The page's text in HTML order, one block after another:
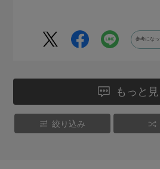
参考になっ
もっと
絞り込み